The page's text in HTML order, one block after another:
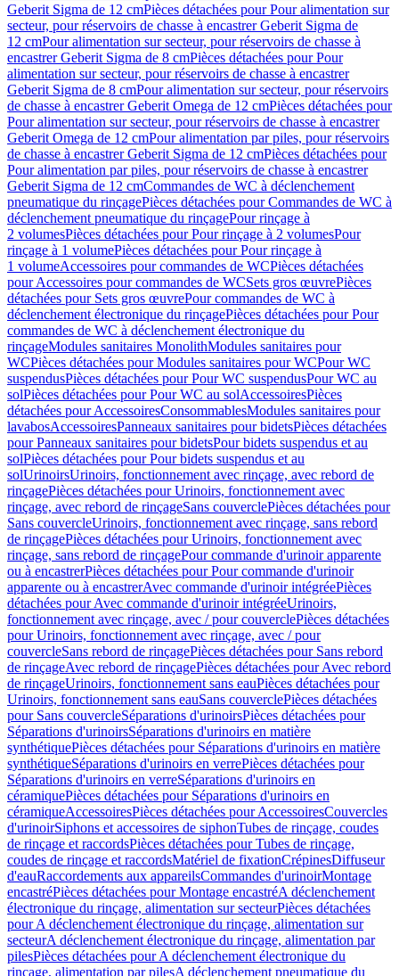
Geberit Sigma de 12 cmPièces détachées pour Pour alimentation sur
secteur, pour réservoirs de chasse à encastrer Geberit Sigma de
12 cmPour alimentation sur secteur, pour réservoirs de chasse à
encastrer Geberit Sigma de 8 cmPièces détachées pour Pour
alimentation sur secteur, pour réservoirs de chasse à encastrer
Geberit Sigma de 8 cmPour alimentation sur secteur, pour réservoirs
de chasse à encastrer Geberit Omega de 12 cmPièces détachées pour
Pour alimentation sur secteur, pour réservoirs de chasse à encastrer
Geberit Omega de 12 cmPour alimentation par piles, pour réservoirs
de chasse à encastrer Geberit Sigma de 12 cmPièces détachées pour
Pour alimentation par piles, pour réservoirs de chasse à encastrer
Geberit Sigma de 12 cmCommandes de WC à déclenchement
pneumatique du rinçagePièces détachées pour Commandes de WC à
déclenchement pneumatique du rinçagePour rinçage à
2 volumesPièces détachées pour Pour rinçage à 2 volumesPour
rinçage à 1 volumePièces détachées pour Pour rinçage à
1 volumeAccessoires pour commandes de WCPièces détachées
pour Accessoires pour commandes de WCSets gros œuvrePièces
détachées pour Sets gros œuvrePour commandes de WC à
déclenchement électronique du rinçagePièces détachées pour Pour
commandes de WC à déclenchement électronique du
rinçageModules sanitaires MonolithModules sanitaires pour
WCPièces détachées pour Modules sanitaires pour WCPour WC
suspendusPièces détachées pour Pour WC suspendusPour WC au
solPièces détachées pour Pour WC au solAccessoiresPièces
détachées pour AccessoiresConsommablesModules sanitaires pour
lavabosAccessoiresPanneaux sanitaires pour bidetsPièces détachées
pour Panneaux sanitaires pour bidetsPour bidets suspendus et au
solPièces détachées pour Pour bidets suspendus et au
solUrinoirsUrinoirs, fonctionnement avec rinçage, avec rebord de
rinçagePièces détachées pour Urinoirs, fonctionnement avec
rinçage, avec rebord de rinçageSans couverclePièces détachées pour
Sans couvercleUrinoirs, fonctionnement avec rinçage, sans rebord
de rinçagePièces détachées pour Urinoirs, fonctionnement avec
rinçage, sans rebord de rinçagePour commande d'urinoir apparente
ou à encastrerPièces détachées pour Pour commande d'urinoir
apparente ou à encastrerAvec commande d'urinoir intégréePièces
détachées pour Avec commande d'urinoir intégréeUrinoirs,
fonctionnement avec rinçage, avec / pour couverclePièces détachées
pour Urinoirs, fonctionnement avec rinçage, avec / pour
couvercleSans rebord de rinçagePièces détachées pour Sans rebord
de rinçageAvec rebord de rinçagePièces détachées pour Avec rebord
de rinçageUrinoirs, fonctionnement sans eauPièces détachées pour
Urinoirs, fonctionnement sans eauSans couverclePièces détachées
pour Sans couvercleSéparations d'urinoirsPièces détachées pour
Séparations d'urinoirsSéparations d'urinoirs en matière
synthétiquePièces détachées pour Séparations d'urinoirs en matière
synthétiqueSéparations d'urinoirs en verrePièces détachées pour
Séparations d'urinoirs en verreSéparations d'urinoirs en
céramiquePièces détachées pour Séparations d'urinoirs en
céramiqueAccessoiresPièces détachées pour AccessoiresCouvercles
d'urinoirSiphons et accessoires de siphonTubes de rinçage, coudes
de rinçage et raccordsPièces détachées pour Tubes de rinçage,
coudes de rinçage et raccordsMatériel de fixationCrépinesDiffuseur
d'eauRaccordements aux appareilsCommandes d'urinoirMontage
encastréPièces détachées pour Montage encastréA déclenchement
électronique du rinçage, alimentation sur secteurPièces détachées
pour A déclenchement électronique du rinçage, alimentation sur
secteurA déclenchement électronique du rinçage, alimentation par
pilesPièces détachées pour A déclenchement électronique du
rinçage, alimentation par pilesA déclenchement pneumatique du